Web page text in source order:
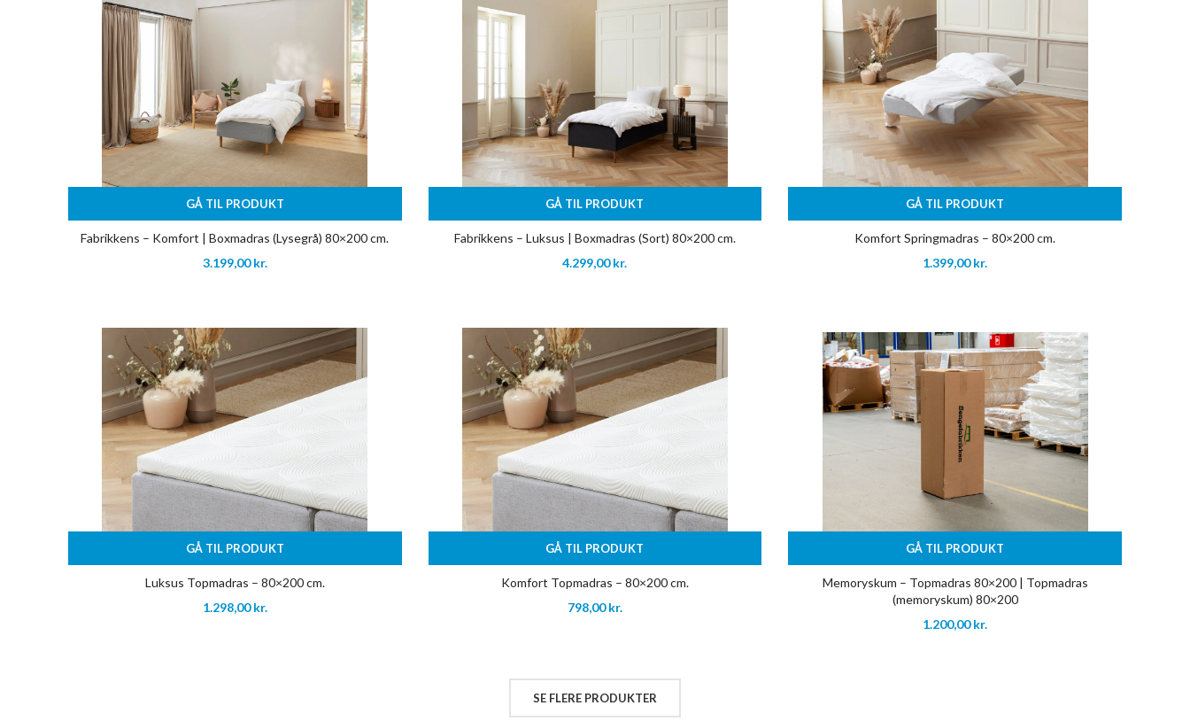
GÅ TIL PRODUKT
Fabrikkens – Komfort | Boxmadras (Lysegrå) 80×200 cm.
3.199,00kr.
GÅ TIL PRODUKT
Fabrikkens – Luksus | Boxmadras (Sort) 80×200 cm.
4.299,00kr.
GÅ TIL PRODUKT
Komfort Springmadras – 80×200 cm.
1.399,00kr.
GÅ TIL PRODUKT
Luksus Topmadras – 80×200 cm.
1.298,00kr.
GÅ TIL PRODUKT
Komfort Topmadras – 80×200 cm.
798,00kr.
GÅ TIL PRODUKT
Memoryskum – Topmadras 80×200 | Topmadras
(memoryskum) 80×200
1.200,00kr.
SE FLERE PRODUKTER